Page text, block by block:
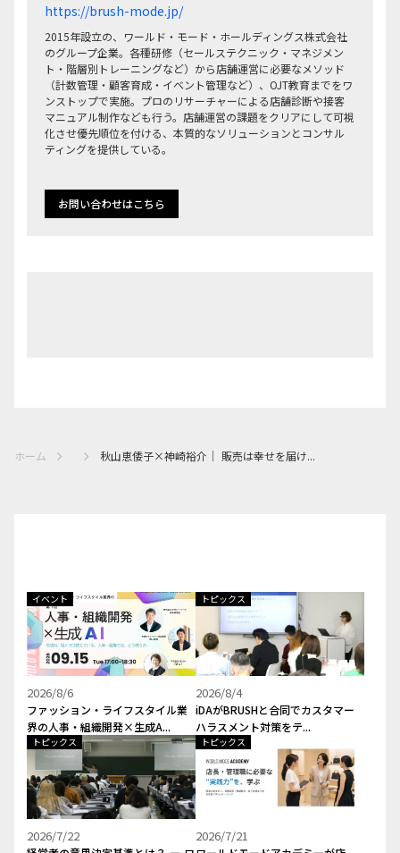
https://brush-mode.jp/
2015年設立の、ワールド・モード・ホールディングス株式会社
のグループ企業。各種研修（セールステクニック・マネジメン
ト・階層別トレーニングなど）から店舗運営に必要なメソッド
（計数管理・顧客育成・イベント管理など）、OJT教育までをワ
ンストップで実施。プロのリサーチャーによる店舗診断や接客
マニュアル制作なども行う。店舗運営の課題をクリアにして可視
化させ優先順位を付ける、本質的なソリューションとコンサル
ティングを提供している。
お問い合わせはこちら
ホーム 秋山恵倭子×神崎裕介｜ 販売は幸せを届け...
イベント
2026/8/6
ファッション・ライフスタイル業
界の人事・組織開発×生成A...
トピックス
2026/8/4
iDAがBRUSHと合同でカスタマー
ハラスメント対策をテ...
トピックス
2026/7/22
トピックス
2026/7/21